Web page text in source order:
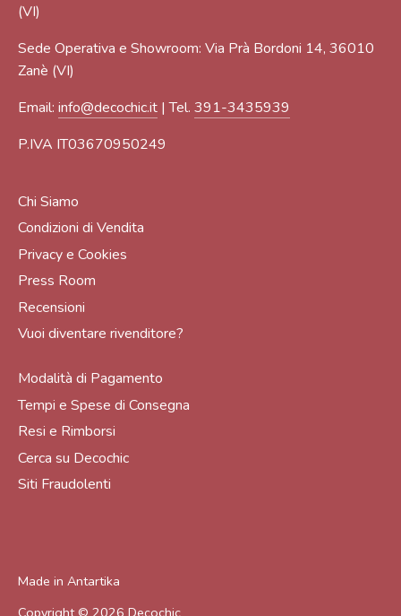
(VI)
Sede Operativa e Showroom: Via Prà Bordoni 14, 36010
Zanè (VI)
Email: info@decochic.it | Tel. 391-3435939
P.IVA IT03670950249
Chi Siamo
Condizioni di Vendita
Privacy e Cookies
Press Room
Recensioni
Vuoi diventare rivenditore?
Modalità di Pagamento
Tempi e Spese di Consegna
Resi e Rimborsi
Cerca su Decochic
Siti Fraudolenti
Made in Antartika
Copyright © 2026 Decochic